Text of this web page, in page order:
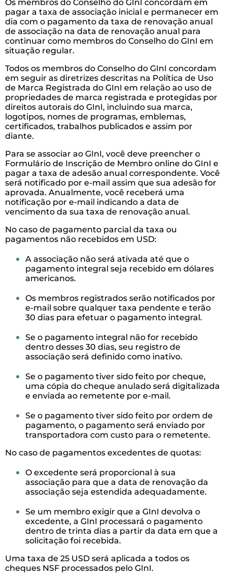
Os membros do Conselho do GInI concordam em
pagar a taxa de associação inicial e permanecer em
dia com o pagamento da taxa de renovação anual
de associação na data de renovação anual para
continuar como membros do Conselho do GInI em
situação regular.
Todos os membros do Conselho do GInI concordam
em seguir as diretrizes descritas na Política de Uso
de Marca Registrada do GInI em relação ao uso de
propriedades de marca registrada e protegidas por
direitos autorais do GInI, incluindo sua marca,
logotipos, nomes de programas, emblemas,
certificados, trabalhos publicados e assim por
diante.
Para se associar ao GInI, você deve preencher o
Formulário de Inscrição de Membro online do GInI e
pagar a taxa de adesão anual correspondente. Você
será notificado por e-mail assim que sua adesão for
aprovada. Anualmente, você receberá uma
notificação por e-mail indicando a data de
vencimento da sua taxa de renovação anual.
No caso de pagamento parcial da taxa ou
pagamentos não recebidos em USD:
A associação não será ativada até que o
pagamento integral seja recebido em dólares
americanos.
Os membros registrados serão notificados por
e-mail sobre qualquer taxa pendente e terão
30 dias para efetuar o pagamento integral.
Se o pagamento integral não for recebido
dentro desses 30 dias, seu registro de
associação será definido como inativo.
Se o pagamento tiver sido feito por cheque,
uma cópia do cheque anulado será digitalizada
e enviada ao remetente por e-mail.
Se o pagamento tiver sido feito por ordem de
pagamento, o pagamento será enviado por
transportadora com custo para o remetente.
No caso de pagamentos excedentes de quotas:
O excedente será proporcional à sua
associação para que a data de renovação da
associação seja estendida adequadamente.
Se um membro exigir que a GInI devolva o
excedente, a GInI processará o pagamento
dentro de trinta dias a partir da data em que a
solicitação foi recebida.
Uma taxa de 25 USD será aplicada a todos os
cheques NSF processados ​​pelo GInI.